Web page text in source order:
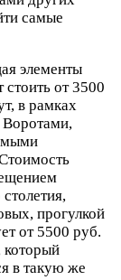
самые
элементы
от 3500
в рамках
прогулкой
от 5500 руб.
который
в такую же